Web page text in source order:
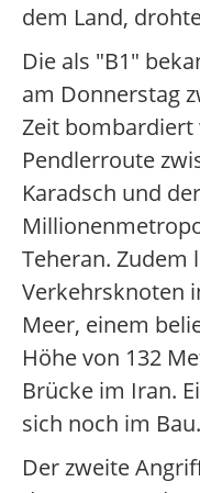
dem Land,
Die als "B1"
am Donnerstag
Zeit bombardiert
Pendlerroute
Karadsch und
Teheran. Zudem
Verkehrsknoten
Meer, einem
Höhe von 132
Brücke im Iran.
sich noch im Bau.
Der zweite